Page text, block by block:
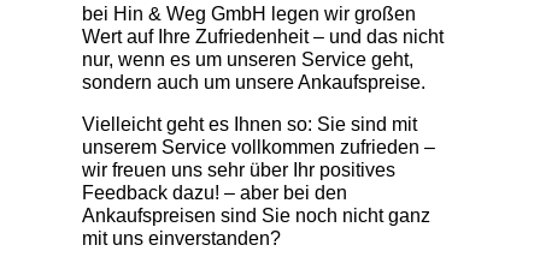
bei Hin & Weg GmbH legen wir großen
Wert auf Ihre Zufriedenheit – und das nicht
nur, wenn es um unseren Service geht,
sondern auch um unsere Ankaufspreise.
Vielleicht geht es Ihnen so: Sie sind mit
unserem Service vollkommen zufrieden –
wir freuen uns sehr über Ihr positives
Feedback dazu! – aber bei den
Ankaufspreisen sind Sie noch nicht ganz
mit uns einverstanden?